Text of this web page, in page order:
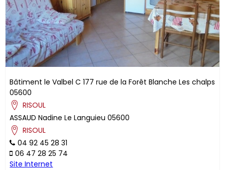
Bâtiment le Valbel C 177 rue de la Forêt Blanche Les chalps
05600
RISOUL
ASSAUD Nadine Le Languieu 05600
RISOUL
04 92 45 28 31
06 47 28 25 74
Site Internet